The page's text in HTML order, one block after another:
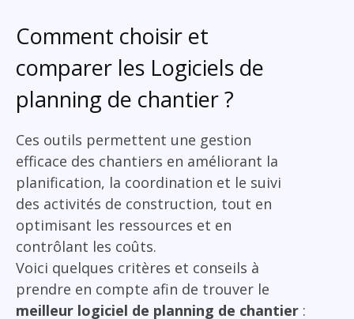
Comment choisir et
comparer les Logiciels de
planning de chantier ?
Ces outils permettent une gestion
efficace des chantiers en améliorant la
planification, la coordination et le suivi
des activités de construction, tout en
optimisant les ressources et en
contrôlant les coûts.
Voici quelques critères et conseils à
prendre en compte afin de trouver le
meilleur logiciel de planning de chantier :